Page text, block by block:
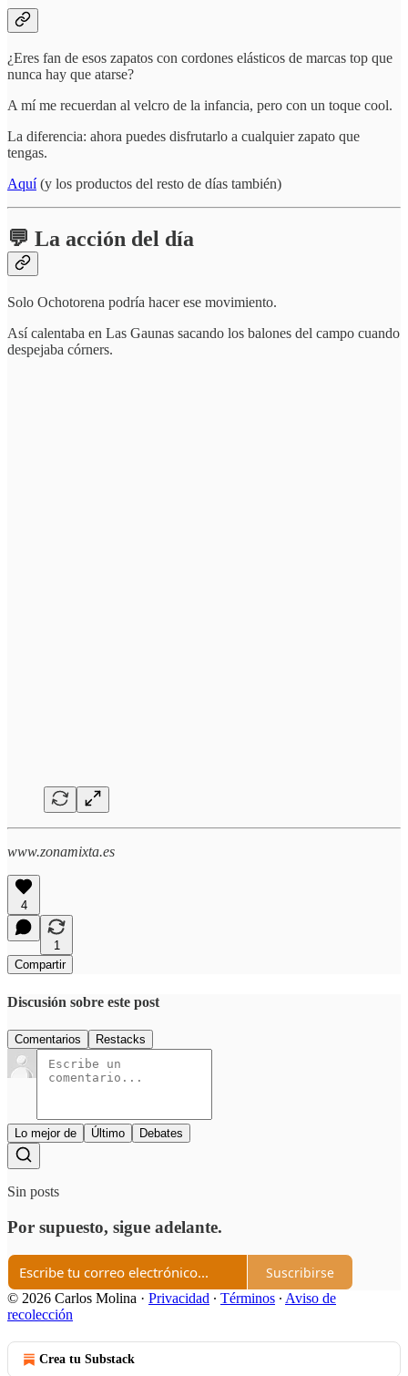
¿Eres fan de esos zapatos con cordones elásticos de marcas top que
nunca hay que atarse?
A mí me recuerdan al velcro de la infancia, pero con un toque cool.
La diferencia: ahora puedes disfrutarlo a cualquier zapato que
tengas.
Aquí(y los productos del resto de días también)
💬 La acción del día
Solo Ochotorena podría hacer ese movimiento.
Así calentaba en Las Gaunas sacando los balones del campo cuando
despejaba córners.
www.zonamixta.es
4
1
Compartir
Discusión sobre este post
Comentarios Restacks
Lo mejor de Último Debates
Sin posts
Por supuesto, sigue adelante.
Suscribirse
© 2026 Carlos Molina · Privacidad ∙ Términos ∙ Aviso de
recolección
Crea tu Substack